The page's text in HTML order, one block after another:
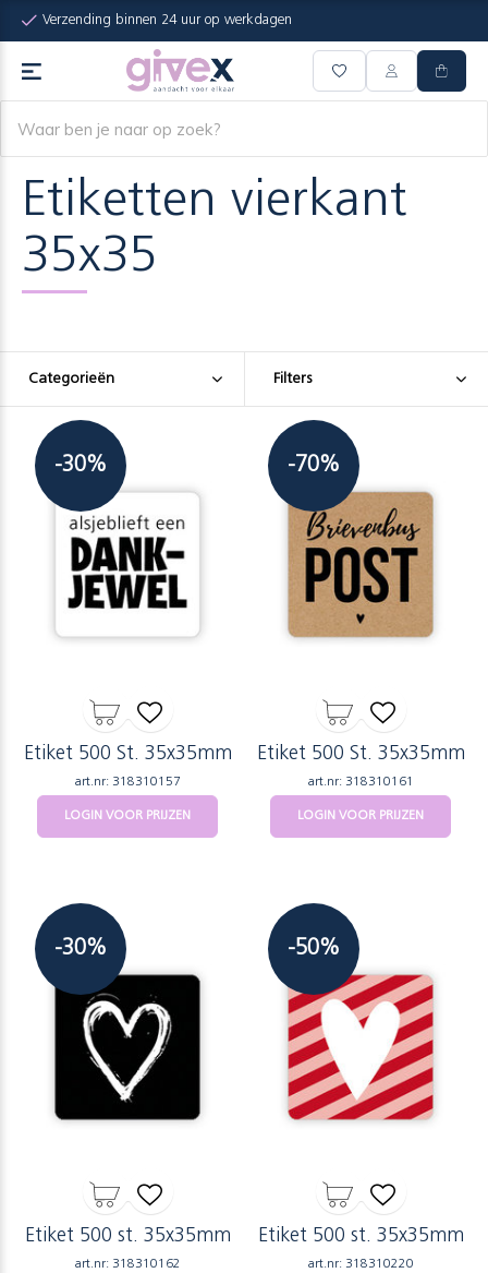
Verzending binnen 24 uur op werkdagen
Etiketten vierkant
35x35
Categorieën Filters
-30%
Etiket 500 St. 35x35mm
art.nr: 318310157
LOGIN VOOR PRIJZEN
-70%
Etiket 500 St. 35x35mm
art.nr: 318310161
LOGIN VOOR PRIJZEN
-30%
Etiket 500 st. 35x35mm
art.nr: 318310162
-50%
Etiket 500 st. 35x35mm
art.nr: 318310220